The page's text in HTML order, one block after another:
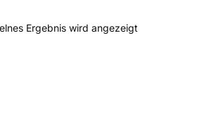
Ergebnis wird angezeigt